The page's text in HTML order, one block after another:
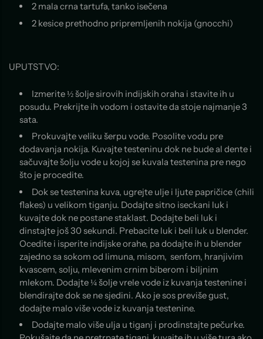
2 mala crna tartufa, tanko isečena
2 kesice prethodno pripremljenih nokija (gnocchi)
UPUTSTVO:
Izmerite ½ šolje sirovih indijskih oraha i stavite ih u
posudu. Prekrijte ih vodom i ostavite da stoje najmanje 3
sata.
Prokuvajte veliku šerpu vode. Posolite vodu pre
dodavanja nokija. Kuvajte testeninu dok ne bude al dente i
sačuvajte šolju vode u kojoj se kuvala testenina pre nego
što je procedite.
Dok se testenina kuva, ugrejte ulje i ljute papričice (chili
flakes) u velikom tiganju. Dodajte sitno iseckani luk i
kuvajte dok ne postane staklast. Dodajte beli luk i
dinstajte još 30 sekundi. Prebacite luk i beli luk u blender.
Ocedite i isperite indijske orahe, pa dodajte ih u blender
zajedno sa sokom od limuna, misom, senfom, hranjivim
kvascem, solju, mlevenim crnim biberom i biljnim
mlekom. Dodajte ¼ šolje vrele vode iz kuvanja testenine i
blendirajte dok se ne sjedini. Ako je sos previše gust,
dodajte malo više vode iz kuvanja testenine.
Dodajte malo više ulja u tiganj i prodinstajte pečurke.